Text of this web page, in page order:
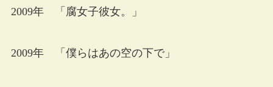
2009年 「腐女子彼女。」
2009年 「僕らはあの空の下で」